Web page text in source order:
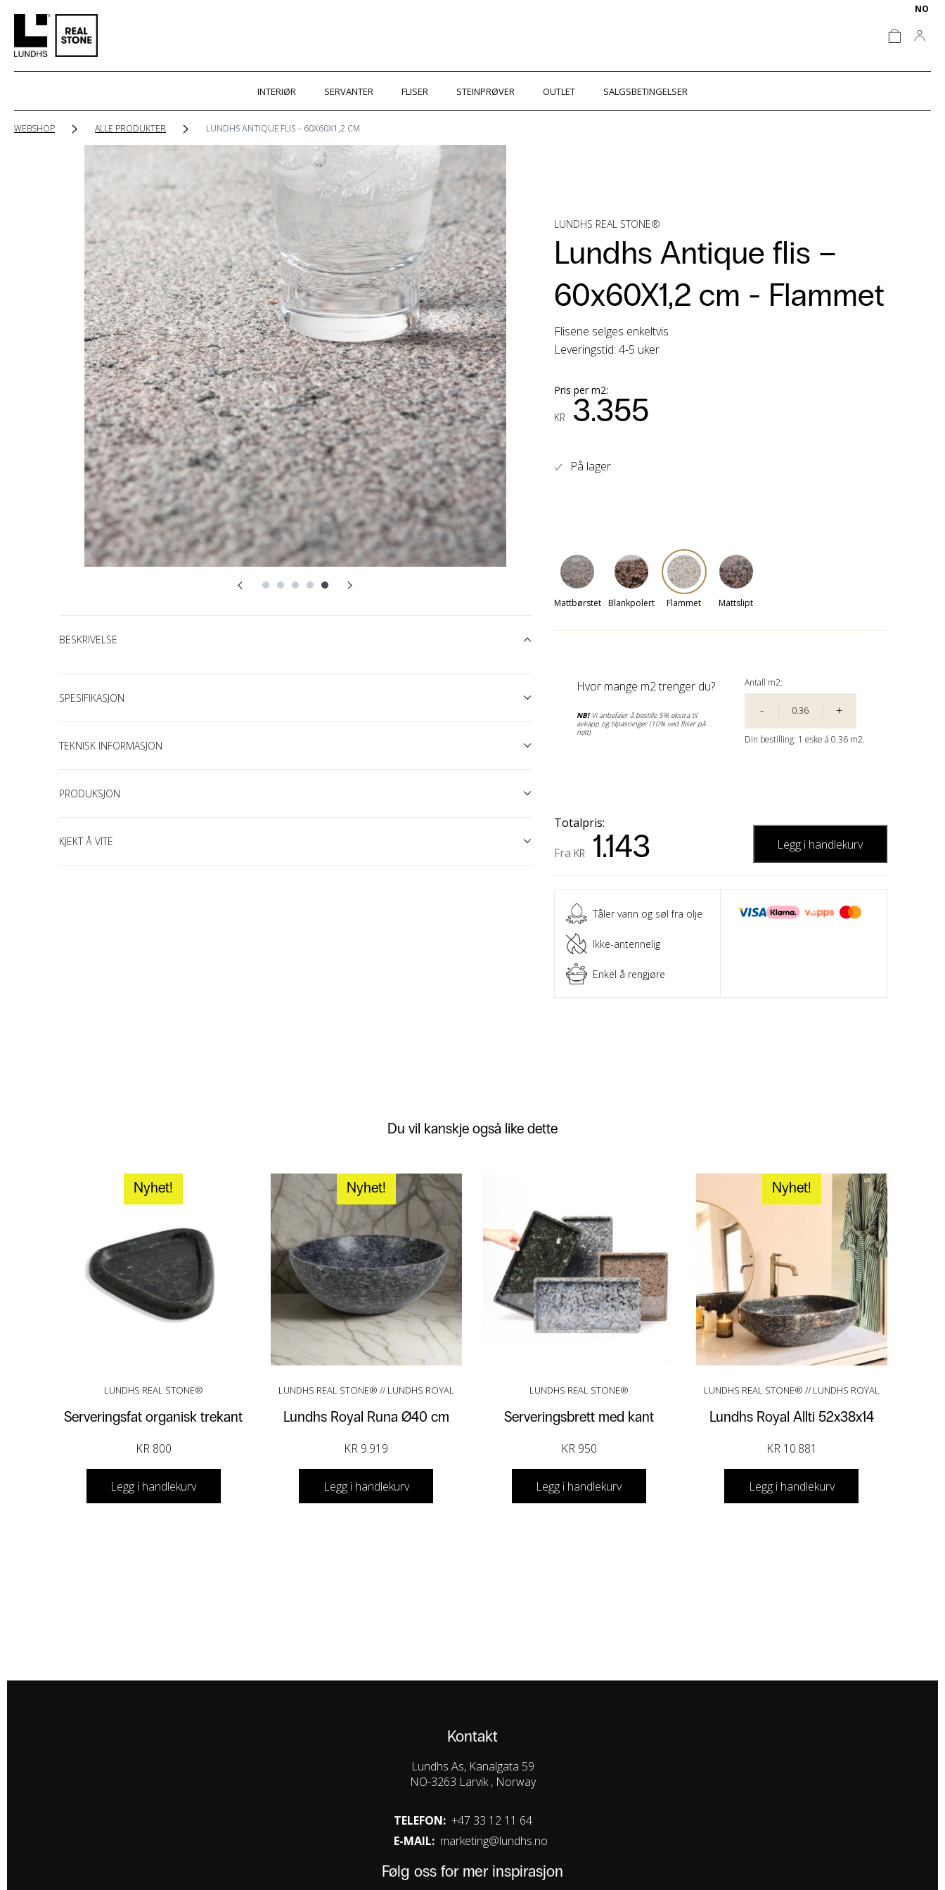
NO
INTERIØR SERVANTER FLISER STEINPRØVER OUTLET SALGSBETINGELSER
WEBSHOP ALLE PRODUKTER LUNDHS ANTIQUE FLIS – 60X60X1,2 CM
BESKRIVELSE
SPESIFIKASJON
TEKNISK INFORMASJON
PRODUKSJON
KJEKT Å VITE
LUNDHS REAL STONE®
Lundhs Antique flis –
60x60X1,2 cm - Flammet
Flisene selges enkeltvis
Leveringstid: 4-5 uker
Pris per m2:
KR3.355
Mattbørstet Blankpolert Flammet Mattslipt
På lager
Hvor mange m2 trenger du?
NB!Vi anbefaler å bestille 5% ekstra til
avkapp og tilpasninger (10% ved fliser på
nett)
Antall m2:
- +
Din bestilling: 1 eske á 0.36 m2.
Totalpris:
Fra KR1.143 Legg i handlekurv
Tåler vann og søl fra olje
Ikke-antennelig
Enkel å rengjøre
Du vil kanskje også like dette
Nyhet!
LUNDHS REAL STONE®
Serveringsfat organisk trekant
KR800
Legg i handlekurv
Nyhet!
LUNDHS REAL STONE® // LUNDHS ROYAL
Lundhs Royal Runa Ø40 cm
KR 9.919
Legg i handlekurv
LUNDHS REAL STONE®
Serveringsbrett med kant
KR950
Legg i handlekurv
Nyhet!
LUNDHS REAL STONE® // LUNDHS ROYAL
Lundhs Royal Allti 52x38x14
KR10.881
Legg i handlekurv
Kontakt
Lundhs As, Kanalgata 59
NO-3263 Larvik , Norway
TELEFON: +47 33 12 11 64
E-MAIL: marketing@lundhs.no
Følg oss for mer inspirasjon